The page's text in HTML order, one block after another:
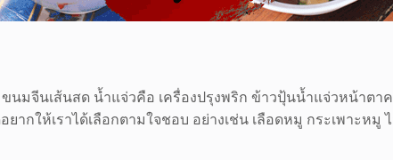
มจีนเส้นสด น้ำแจ่วคือ เครื่องปรุงพริก ข้าวปุ้นน้ำแจ่วหน้าตา
กให้เราได้เลือกตามใจชอบ อย่างเช่น เลือดหมู กระเพาะห